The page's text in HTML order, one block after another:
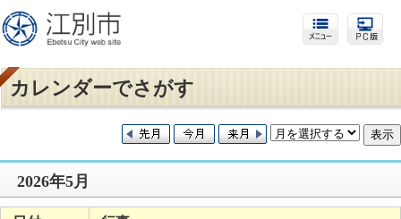
カレンダーでさがす
2026年5月